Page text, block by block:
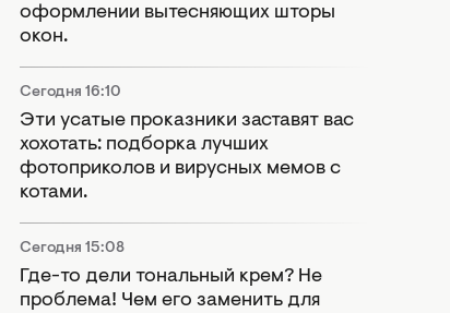
оформлении вытесняющих шторы
окон.
Сегодня 16:10
Эти усатые проказники заставят вас
хохотать: подборка лучших
фотоприколов и вирусных мемов с
котами.
Сегодня 15:08
Где-то дели тональный крем? Не
проблема! Чем его заменить для